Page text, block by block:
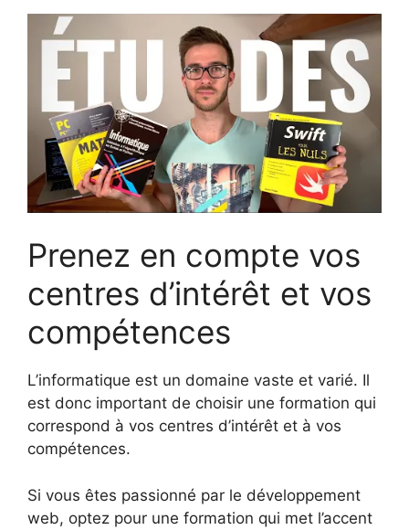
Prenez en compte vos
centres d’intérêt et vos
compétences
L’informatique est un domaine vaste et varié. Il
est donc important de choisir une formation qui
correspond à vos centres d’intérêt et à vos
compétences.
Si vous êtes passionné par le développement
web, optez pour une formation qui met l’accent